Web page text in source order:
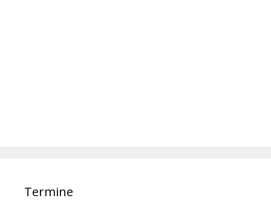
Termine